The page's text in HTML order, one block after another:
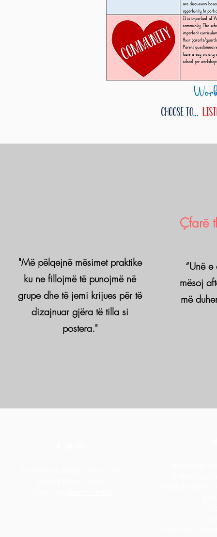
"Më pëlqejnë mësimet praktike
ku ne fillojmë të punojmë në
grupe dhe të jemi krijues për të
dizajnuar gjëra të tilla si
postera."
Çfarë
“Unë e
mësoj
më